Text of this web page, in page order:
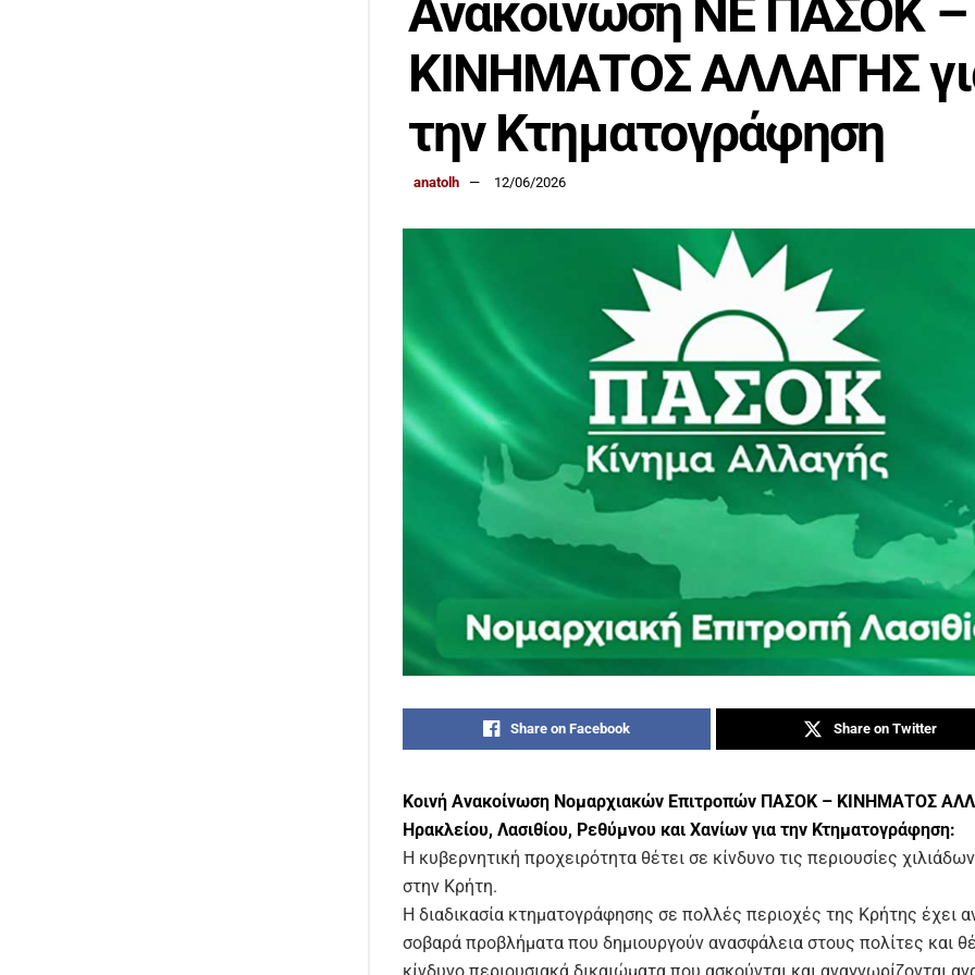
Ανακοίνωση ΝΕ ΠΑΣΟΚ –
ΚΙΝΗΜΑΤΟΣ ΑΛΛΑΓΗΣ
την Κτηματογράφηση
anatolh 12/06/2026
Share on Facebook Share on Twitter
Κοινή Ανακοίνωση Νομαρχιακών Επιτροπών ΠΑΣΟΚ – ΚΙΝΗΜΑΤΟΣ
Ηρακλείου, Λασιθίου, Ρεθύμνου και Χανίων για την Κτηματογράφηση:
Η κυβερνητική προχειρότητα θέτει σε κίνδυνο τις περιουσίες
στην Κρήτη.
Η διαδικασία κτηματογράφησης σε πολλές περιοχές της Κρήτης έχει
σοβαρά προβλήματα που δημιουργούν ανασφάλεια στους πολίτες και
κίνδυνο περιουσιακά δικαιώματα που ασκούνται και αναγνωρίζονται